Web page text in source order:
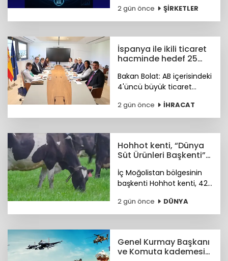
akıllı üretim dönemini
başlattı. Böylelikle üretim
tek merkezde toplanacak.
2 gün önce ŞİRKETLER
İspanya ile ikili ticaret
hacminde hedef 25
Bakan Bolat: AB içerisindeki
4'üncü büyük ticaret
ikili ticaret hacmimizi orta
vadede yıllık 25 milyar
hedefliyoruz.
2 gün önce İHRACAT
Hohhot kenti, “Dünya
Süt Ürünleri Başkenti”
İç Moğolistan bölgesinin
başkenti Hohhot kenti, 42
büyüklüğündeki süt
ürünleri sektörüyle “Dünya
ünvanını kazandı.
2 gün önce DÜNYA
Genel Kurmay Başkanı
ve Komuta kademesi